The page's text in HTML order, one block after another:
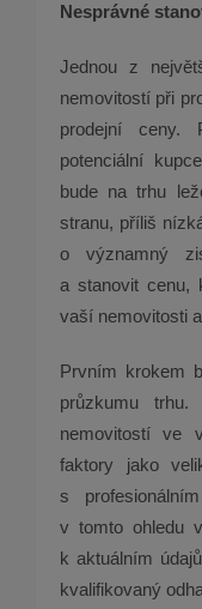
Nesprávné
Jednou z
nemovitostí při
prodejní ceny.
potenciální
bude na trhu
stranu, příliš
o významný
a stanovit cenu,
vaší nemovitosti
Prvním krokem
průzkumu trhu.
nemovitostí ve
faktory jako
s
v tomto ohledu
k aktuálním
kvalifikovaný